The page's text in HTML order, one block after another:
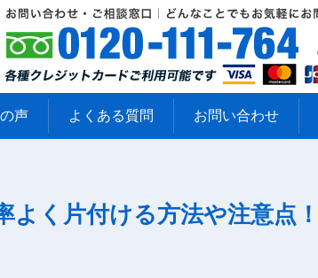
声 よくある質問 お問い合わせ
く片付ける方法や注意点！